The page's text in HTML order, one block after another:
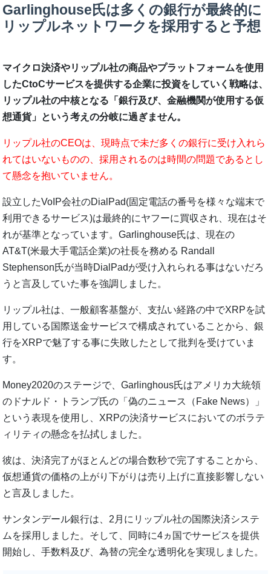
Garlinghouse氏は多くの銀行が最終的に
リップルネットワークを採用すると予想
マイクロ決済やリップル社の商品やプラットフォームを使用
したCtoCサービスを提供する企業に投資をしていく戦略は、
リップル社の中核となる「銀行及び、金融機関が使用する仮
想通貨」という考えの分岐に過ぎません。
リップル社のCEOは、現時点で未だ多くの銀行に受け入れら
れてはいないものの、採用されるのは時間の問題であるとし
て懸念を抱いていません。
設立したVoIP会社のDialPad(固定電話の番号を様々な端末で
利用できるサービス)は最終的にヤフーに買収され、現在はそ
れが基準となっています。Garlinghouse氏は、現在の
AT&T(米最大手電話企業)の社長を務める Randall
Stephenson氏が当時DialPadが受け入れられる事はないだろ
うと言及していた事を強調しました。
リップル社は、一般顧客基盤が、支払い経路の中でXRPを試
用している国際送金サービスで構成されていることから、銀
行をXRPで魅了する事に失敗したとして批判を受けていま
す。
Money2020のステージで、Garlinghous氏はアメリカ大統領
のドナルド・トランプ氏の「偽のニュース（Fake News）」
という表現を使用し、XRPの決済サービスにおいてのボラテ
ィリティの懸念を払拭しました。
彼は、決済完了がほとんどの場合数秒で完了することから、
仮想通貨の価格の上がり下がりは売り上げに直接影響しない
と言及しました。
サンタンデール銀行は、2月にリップル社の国際決済システ
ムを採用しました。そして、同時に4ヵ国でサービスを提供
開始し、手数料及び、為替の完全な透明化を実現しました。